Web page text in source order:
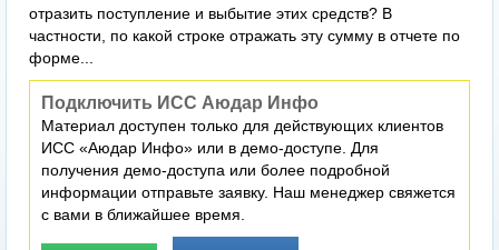
отразить поступление и выбытие этих средств? В
частности, по какой строке отражать эту сумму в отчете по
форме...
Подключить ИСС Аюдар Инфо
Материал доступен только для действующих клиентов
ИСС «Аюдар Инфо» или в демо-доступе. Для
получения демо-доступа или более подробной
информации отправьте заявку. Наш менеджер свяжется
с вами в ближайшее время.